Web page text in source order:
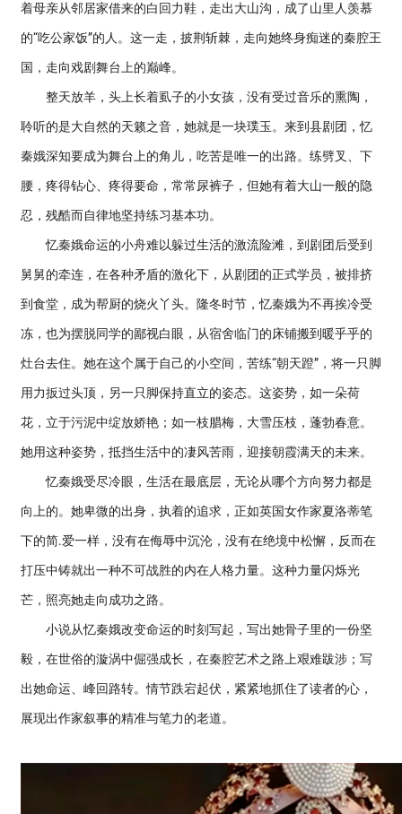
着母亲从邻居家借来的白回力鞋，走出大山沟，成了山里人羡慕
的“吃公家饭”的人。这一走，披荆斩棘，走向她终身痴迷的秦腔王
国，走向戏剧舞台上的巅峰。
整天放羊，头上长着虱子的小女孩，没有受过音乐的熏陶，
聆听的是大自然的天籁之音，她就是一块璞玉。来到县剧团，忆
秦娥深知要成为舞台上的角儿，吃苦是唯一的出路。练劈叉、下
腰，疼得钻心、疼得要命，常常尿裤子，但她有着大山一般的隐
忍，残酷而自律地坚持练习基本功。
忆秦娥命运的小舟难以躲过生活的激流险滩，到剧团后受到
舅舅的牵连，在各种矛盾的激化下，从剧团的正式学员，被排挤
到食堂，成为帮厨的烧火丫头。隆冬时节，忆秦娥为不再挨冷受
冻，也为摆脱同学的鄙视白眼，从宿舍临门的床铺搬到暖乎乎的
灶台去住。她在这个属于自己的小空间，苦练“朝天蹬”，将一只脚
用力扳过头顶，另一只脚保持直立的姿态。这姿势，如一朵荷
花，立于污泥中绽放娇艳；如一枝腊梅，大雪压枝，蓬勃春意。
她用这种姿势，抵挡生活中的凄风苦雨，迎接朝霞满天的未来。
忆秦娥受尽冷眼，生活在最底层，无论从哪个方向努力都是
向上的。她卑微的出身，执着的追求，正如英国女作家夏洛蒂笔
下的简.爱一样，没有在侮辱中沉沦，没有在绝境中松懈，反而在
打压中铸就出一种不可战胜的内在人格力量。这种力量闪烁光
芒，照亮她走向成功之路。
小说从忆秦娥改变命运的时刻写起，写出她骨子里的一份坚
毅，在世俗的漩涡中倔强成长，在秦腔艺术之路上艰难跋涉；写
出她命运、峰回路转。情节跌宕起伏，紧紧地抓住了读者的心，
展现出作家叙事的精准与笔力的老道。